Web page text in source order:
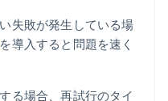
失敗が発生している場
を導入すると問題を速く
る場合、再試行のタイ